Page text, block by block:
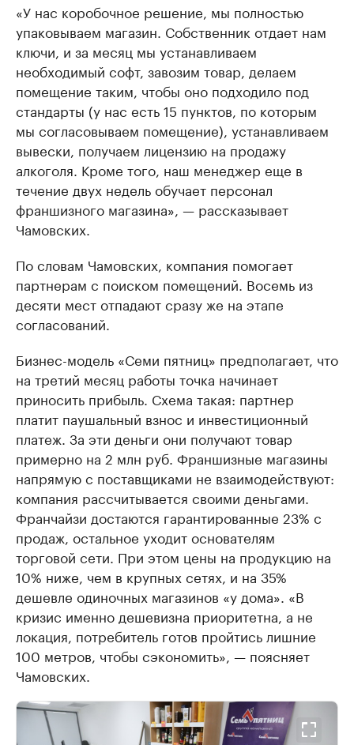
«У нас коробочное решение, мы полностью
упаковываем магазин. Собственник отдает нам
ключи, и за месяц мы устанавливаем
необходимый софт, завозим товар, делаем
помещение таким, чтобы оно подходило под
стандарты (у нас есть 15 пунктов, по которым
мы согласовываем помещение), устанавливаем
вывески, получаем лицензию на продажу
алкоголя. Кроме того, наш менеджер еще в
течение двух недель обучает персонал
франшизного магазина», — рассказывает
Чамовских.
По словам Чамовских, компания помогает
партнерам с поиском помещений. Восемь из
десяти мест отпадают сразу же на этапе
согласований.
Бизнес-модель «Семи пятниц» предполагает, что
на третий месяц работы точка начинает
приносить прибыль. Схема такая: партнер
платит паушальный взнос и инвестиционный
платеж. За эти деньги они получают товар
примерно на 2 млн руб. Франшизные магазины
напрямую с поставщиками не взаимодействуют:
компания рассчитывается своими деньгами.
Франчайзи достаются гарантированные 23% с
продаж, остальное уходит основателям
торговой сети. При этом цены на продукцию на
10% ниже, чем в крупных сетях, и на 35%
дешевле одиночных магазинов «у дома». «В
кризис именно дешевизна приоритетна, а не
локация, потребитель готов пройтись лишние
100 метров, чтобы сэкономить», — поясняет
Чамовских.